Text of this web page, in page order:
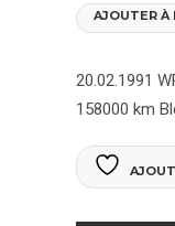
AJOUTER À
20.02.1991
158000 km